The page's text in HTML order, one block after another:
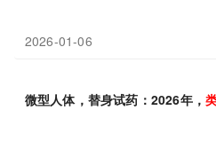
2026-01-06
微型人体，替身试药：2026年，